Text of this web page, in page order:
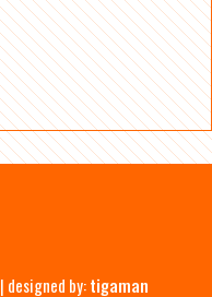
| designed by:tigaman